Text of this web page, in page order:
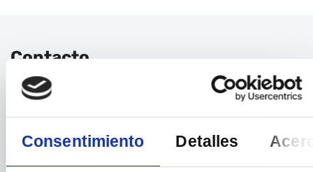
Consentimiento Detalles
Contacto
Ponemos a tu disposición diferentes canales
de contacto para resolver tus dudas y ayudarte
ESCRÍBENOS